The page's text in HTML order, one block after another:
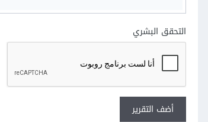
التحقق البشري
أضف التقرير